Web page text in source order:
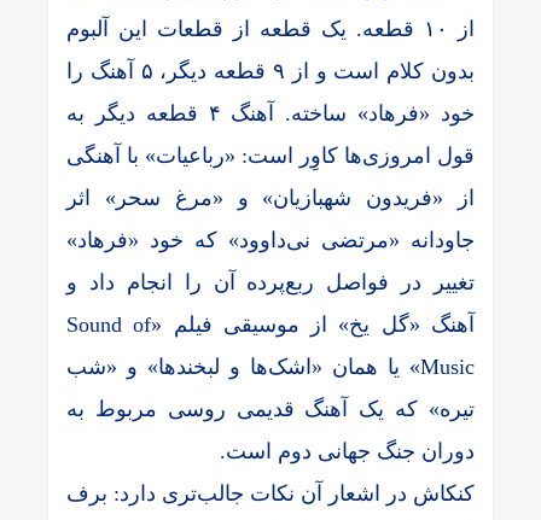
از ۱۰ قطعه. یک قطعه از قطعات این آلبوم
بدون کلام است و از ۹ قطعه دیگر، ۵ آهنگ را
خود «فرهاد» ساخته. آهنگ ۴ قطعه دیگر به
قول امروزی‌ها کاوِر است: «رباعیات» با آهنگی
از «فریدون شهبازیان» و «مرغ سحر» اثر
جاودانه «مرتضی نی‌داوود» که خود «فرهاد»
تغییر در فواصل ربع‌پرده آن را انجام داد و
آهنگ «گل یخ» از موسیقی فیلم «Sound of
Music» یا همان «اشک‌ها و لبخندها» و «شب
تیره» که یک آهنگ قدیمی روسی مربوط به
دوران جنگ جهانی دوم است.
کنکاش در اشعار آن نکات جالب‌تری دارد: برف